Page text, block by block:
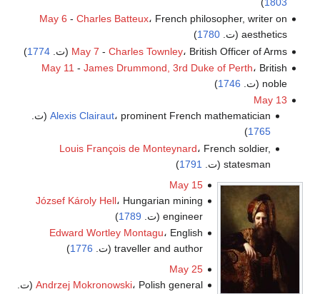
May 6 - Charles Batteux، French philosopher, writer on
aesthetics (ت.
1780
)
May 7 - Charles Townley، British Officer of Arms (ت. 1774
)
May 11 - James Drummond, 3rd Duke of Perth، British
noble (ت.
1746
)
May 13
Alexis Clairaut، prominent French mathematician (ت.
1765
)
Louis François de Monteynard، French soldier,
statesman (ت.
1791
)
May 15
József Károly Hell، Hungarian mining
engineer (ت.
1789
)
Edward Wortley Montagu، English
traveller and author (ت.
1776
)
May 25
Andrzej Mokronowski، Polish general (ت.